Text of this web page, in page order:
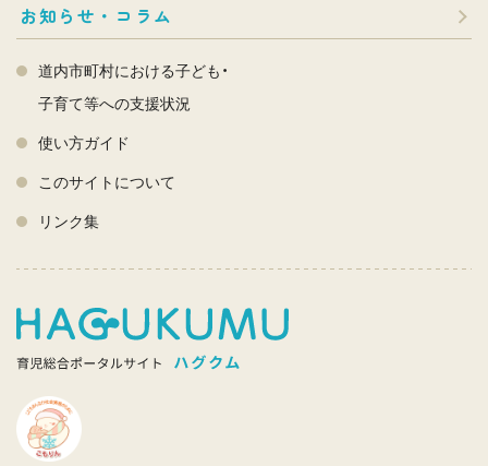
お知らせ・コラム
道内市町村における子ども・
子育て等への支援状況
使い方ガイド
このサイトについて
リンク集